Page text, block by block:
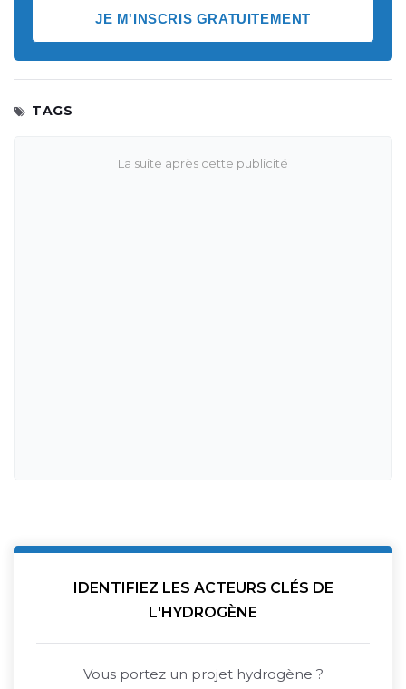
JE M'INSCRIS GRATUITEMENT
TAGS
IDENTIFIEZ LES ACTEURS CLÉS DE
L'HYDROGÈNE
Vous portez un projet hydrogène ?